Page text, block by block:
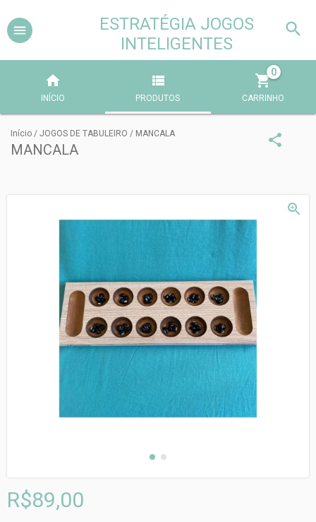
ESTRATÉGIA JOGOS
INTELIGENTES
INÍCIO PRODUTOS CARRINHO
0
Início / JOGOS DE TABULEIRO / MANCALA
MANCALA
R$89,00